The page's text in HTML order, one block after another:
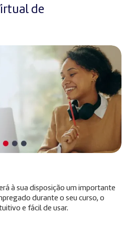
de
à sua disposição um importante
durante o seu curso, o
e fácil de usar.